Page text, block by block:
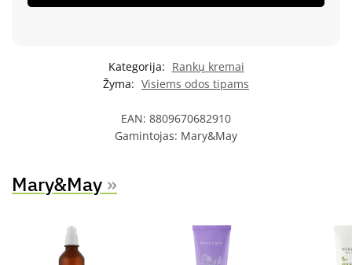
Kategorija: Rankų kremai
Žyma: Visiems odos tipams
EAN: 8809670682910
Gamintojas: Mary&May
Mary&May »